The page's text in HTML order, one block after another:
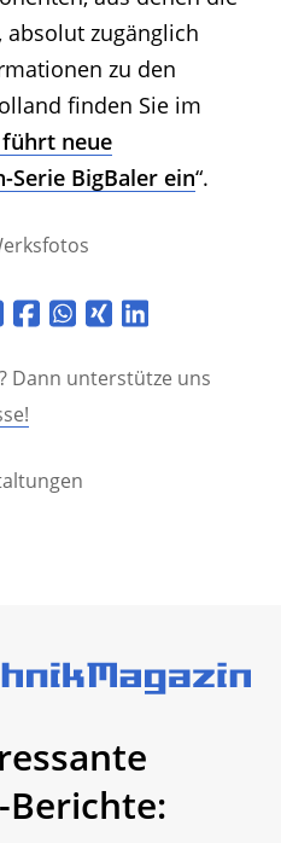
absolut zugänglich
zu den
finden Sie im
neue
Serie BigBaler ein“.
Dann unterstütze uns